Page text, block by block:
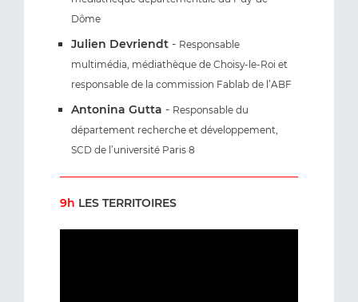
Dôme
Julien Devriendt - Responsable
multimédia, médiathèque de Choisy-le-Roi et
responsable de la commission Fablab de l’ABF
Antonina Gutta - Responsable du
département recherche et développement,
SCD de l’université Paris 8
9h LES TERRITOIRES